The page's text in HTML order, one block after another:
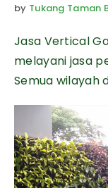
by Tukang Taman
Jasa Vertical
melayani jasa
Semua wilayah